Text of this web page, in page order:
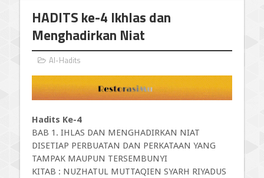
HADITS ke-4 Ikhlas dan
Menghadirkan Niat
Al-Hadits
Hadits Ke-4
BAB 1. IHLAS DAN MENGHADIRKAN NIAT
DISETIAP PERBUATAN DAN PERKATAAN YANG
TAMPAK MAUPUN TERSEMBUNYI
KITAB : NUZHATUL MUTTAQIEN SYARH RIYADUS